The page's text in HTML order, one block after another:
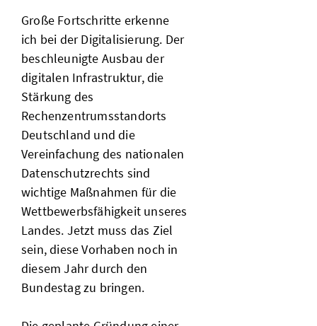
Große Fortschritte erkenne
ich bei der Digitalisierung. Der
beschleunigte Ausbau der
digitalen Infrastruktur, die
Stärkung des
Rechenzentrumsstandorts
Deutschland und die
Vereinfachung des nationalen
Datenschutzrechts sind
wichtige Maßnahmen für die
Wettbewerbsfähigkeit unseres
Landes. Jetzt muss das Ziel
sein, diese Vorhaben noch in
diesem Jahr durch den
Bundestag zu bringen.